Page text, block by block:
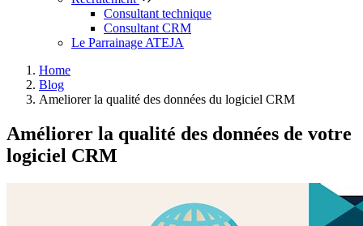
Consultant technique
Consultant CRM
Le Parrainage ATEJA
Home
Blog
Ameliorer la qualité des données du logiciel CRM
Améliorer la qualité des données de votre
logiciel CRM